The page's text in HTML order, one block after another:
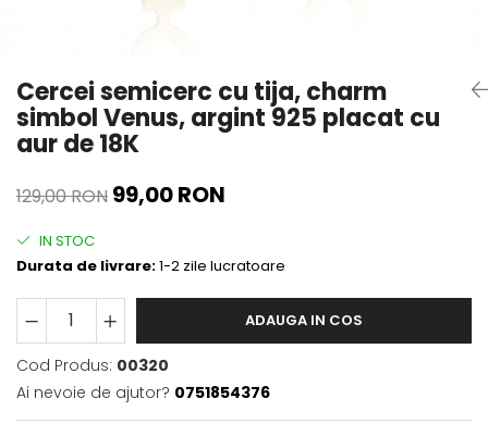
Cercei semicerc cu tija, charm
simbol Venus, argint 925 placat cu
aur de 18K
129,00 RON 99,00 RON
IN STOC
Durata de livrare:1-2 zile lucratoare
ADAUGA IN COS
Cod Produs: 00320
Ai nevoie de ajutor? 0751854376